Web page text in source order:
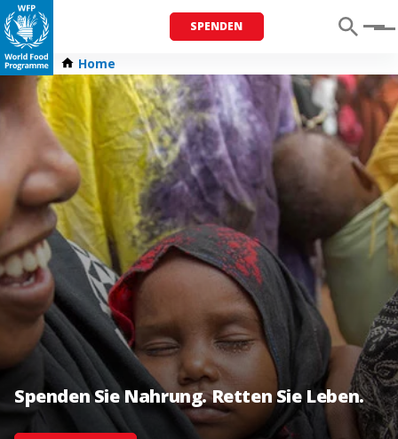
SPENDEN Menu
Home
Spenden Sie Nahrung. Retten Sie Leben.